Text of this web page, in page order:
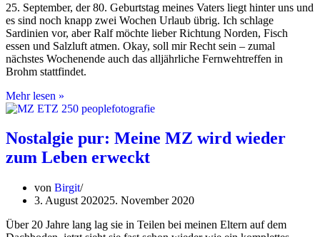
25. September, der 80. Geburtstag meines Vaters liegt hinter uns und
es sind noch knapp zwei Wochen Urlaub übrig. Ich schlage
Sardinien vor, aber Ralf möchte lieber Richtung Norden, Fisch
essen und Salzluft atmen. Okay, soll mir Recht sein – zumal
nächstes Wochenende auch das alljährliche Fernwehtreffen in
Brohm stattfindet.
Mehr lesen »
dem
an
die
Ostsee:
vier
Räder
wirklich
zwei
Nostalgie pur: Meine MZ wird wieder
zum Leben erweckt
von Birgit
3. August 202025. November 2020
Über 20 Jahre lang lag sie in Teilen bei meinen Eltern auf dem